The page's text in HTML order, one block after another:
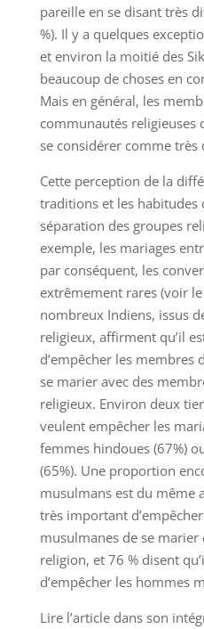
pareille en se disant très
%). Il y a quelques
et environ la moitié des
beaucoup de choses en
Mais en général, les
communautés religieuses
se considérer comme très
Cette perception de la
traditions et les habitudes
séparation des groupes
exemple, les mariages
par conséquent, les
extrêmement rares (voir
nombreux Indiens, issus
religieux, affirment qu’il
d’empêcher les membres
se marier avec des
religieux. Environ deux
veulent empêcher les
femmes hindoues (67%)
(65%). Une proportion
musulmans est du même
très important
musulmanes de se
religion, et 76 % disent
d’empêcher les hommes
Lire l’article dans son